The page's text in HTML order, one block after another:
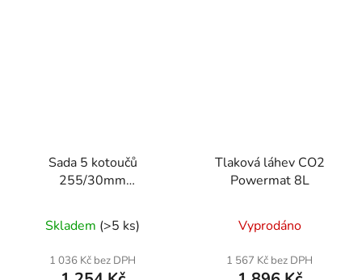
Sada 5 kotoučů
255/30mm
Skladem (>5 ks)
1 036 Kč bez DPH
Tlaková láhev CO2
Powermat 8L
Vyprodáno
1 567 Kč bez DPH